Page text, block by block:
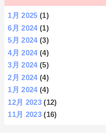
1月 2025 (1)
6月 2024(1)
5月 2024(3)
4月 2024(4)
3月 2024(5)
2月 2024(4)
1月 2024(4)
12月 2023 (12)
11月 2023 (16)